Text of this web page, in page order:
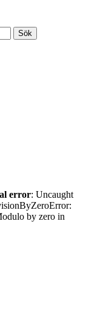
Sök
error: Uncaught
by zero in